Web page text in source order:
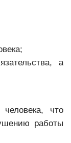
а
что
работы